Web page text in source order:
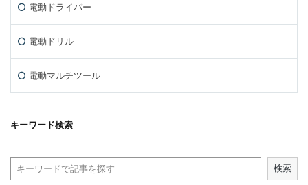
電動ドライバー
電動ドリル
電動マルチツール
キーワード検索
検索